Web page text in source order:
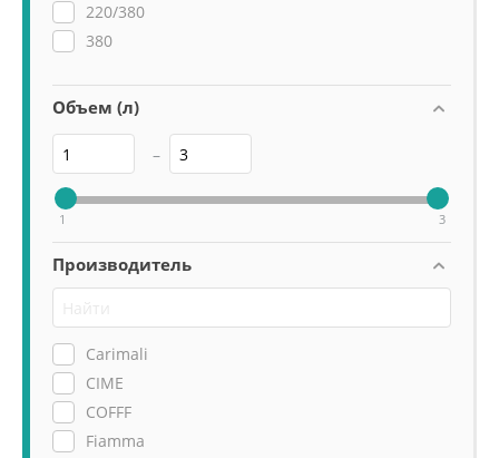
220/380
380
Объем (л)
–
1 3
Производитель
Carimali
CIME
COFFF
Fiamma